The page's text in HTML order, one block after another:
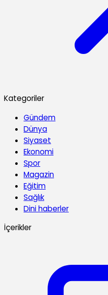
Kategoriler
Gündem
Dünya
Siyaset
Ekonomi
Spor
Magazin
Eğitim
Sağlık
Dini haberler
İçerikler